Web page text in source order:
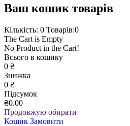
Ваш кошик товарів
Кількість: 0 Товарів:0
The Cart is Empty
No Product in the Cart!
Всього в кошику
0 ₴
Знижка
0 ₴
Підсумок
₴0.00
Продовжую обирати
Кошик Замовити